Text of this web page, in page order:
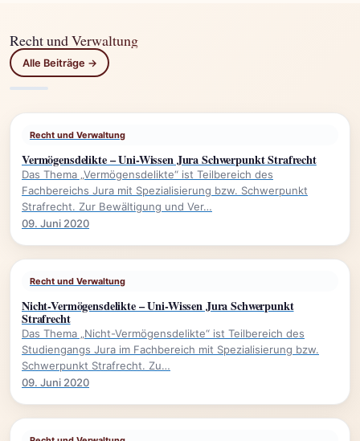
Recht und Verwaltung
Alle Beiträge →
Recht und Verwaltung
Vermögensdelikte – Uni-Wissen Jura Schwerpunkt Strafrecht
Das Thema „Vermögensdelikte“ ist Teilbereich des
Fachbereichs Jura mit Spezialisierung bzw. Schwerpunkt
Strafrecht. Zur Bewältigung und Ver…
09. Juni 2020
Recht und Verwaltung
Nicht-Vermögensdelikte – Uni-Wissen Jura Schwerpunkt
Strafrecht
Das Thema „Nicht-Vermögensdelikte“ ist Teilbereich des
Studiengangs Jura im Fachbereich mit Spezialisierung bzw.
Schwerpunkt Strafrecht. Zu…
09. Juni 2020